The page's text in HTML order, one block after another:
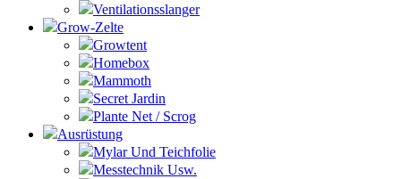
Ventilationsslanger
Grow-Zelte
Growtent
Homebox
Mammoth
Secret Jardin
Plante Net / Scrog
Ausrüstung
Mylar Und Teichfolie
Messtechnik Usw.